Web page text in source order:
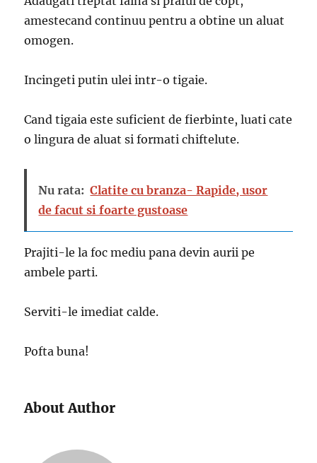
amestecand continuu pentru a obtine un aluat
omogen.
Incingeti putin ulei intr-o tigaie.
Cand tigaia este suficient de fierbinte, luati cate
o lingura de aluat si formati chiftelute.
Nu rata: Clatite cu branza- Rapide, usor
de facut si foarte gustoase
Prajiti-le la foc mediu pana devin aurii pe
ambele parti.
Serviti-le imediat calde.
Pofta buna!
About Author